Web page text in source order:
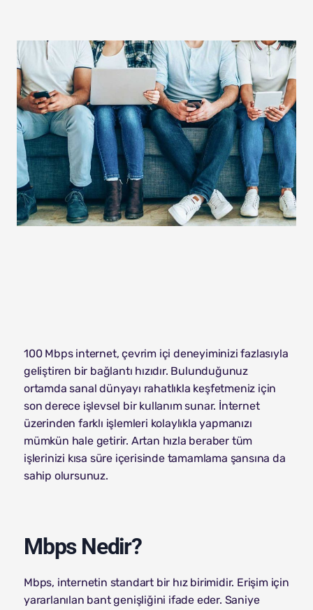
100 Mbps internet, çevrim içi deneyiminizi fazlasıyla
geliştiren bir bağlantı hızıdır. Bulunduğunuz
ortamda sanal dünyayı rahatlıkla keşfetmeniz için
son derece işlevsel bir kullanım sunar. İnternet
üzerinden farklı işlemleri kolaylıkla yapmanızı
mümkün hale getirir. Artan hızla beraber tüm
işlerinizi kısa süre içerisinde tamamlama şansına da
sahip olursunuz.
Mbps Nedir?
Mbps, internetin standart bir hız birimidir. Erişim için
yararlanılan bant genişliğini ifade eder. Saniye